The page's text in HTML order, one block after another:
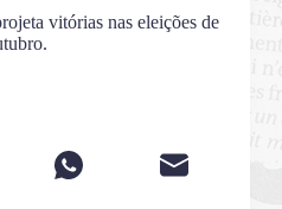
vitórias nas eleições de